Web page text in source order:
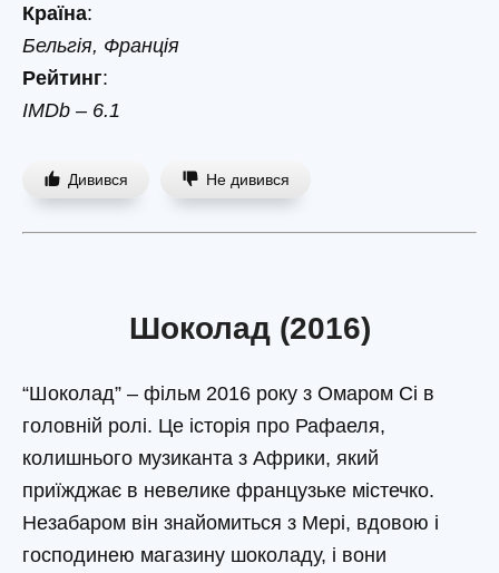
Країна:
Бельгія, Франція
Рейтинг:
IMDb – 6.1
Дивився Не дивився
Шоколад (2016)
“Шоколад” – фільм 2016 року з Омаром Сі в
головній ролі. Це історія про Рафаеля,
колишнього музиканта з Африки, який
приїжджає в невелике французьке містечко.
Незабаром він знайомиться з Мері, вдовою і
господинею магазину шоколаду, і вони